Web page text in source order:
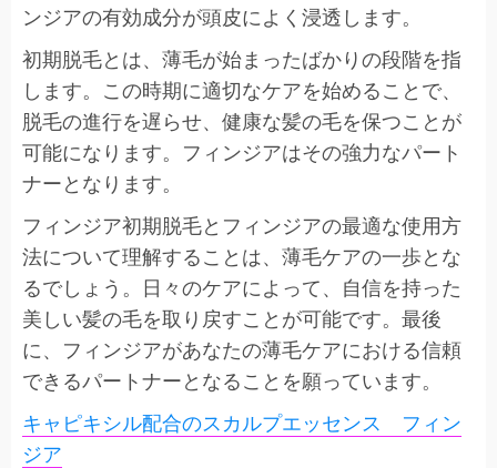
ンジアの有効成分が頭皮によく浸透します。
初期脱毛とは、薄毛が始まったばかりの段階を指
します。この時期に適切なケアを始めることで、
脱毛の進行を遅らせ、健康な髪の毛を保つことが
可能になります。フィンジアはその強力なパート
ナーとなります。
フィンジア初期脱毛とフィンジアの最適な使用方
法について理解することは、薄毛ケアの一歩とな
るでしょう。日々のケアによって、自信を持った
美しい髪の毛を取り戻すことが可能です。最後
に、フィンジアがあなたの薄毛ケアにおける信頼
できるパートナーとなることを願っています。
キャピキシル配合のスカルプエッセンス フィン
ジア